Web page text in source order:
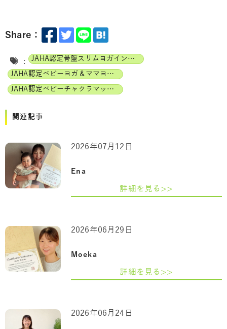
Share：
:
JAHA認定骨盤スリムヨガインストラクター
JAHA認定ベビーヨガ＆ママヨガインストラクター
JAHA認定ベビーチャクラマッサージインストラクター
関連記事
Ena
2026年07月12日
詳細を見る>>
Moeka
2026年06月29日
詳細を見る>>
2026年06月24日